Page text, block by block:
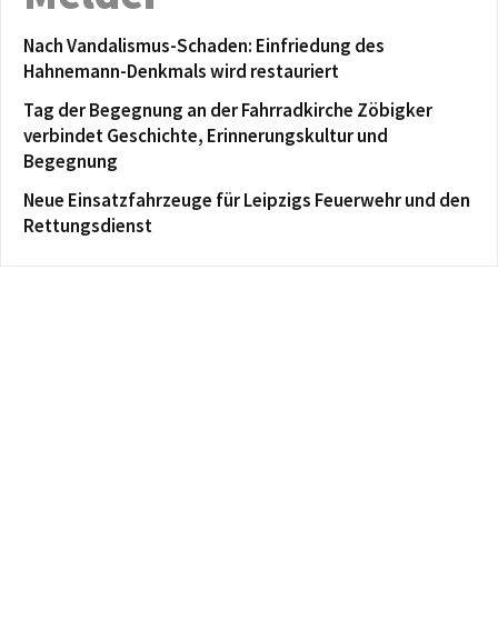
Nach Vandalismus-Schaden: Einfriedung des
Hahnemann-Denkmals wird restauriert
Tag der Begegnung an der Fahrradkirche Zöbigker
verbindet Geschichte, Erinnerungskultur und
Begegnung
Neue Einsatzfahrzeuge für Leipzigs Feuerwehr und den
Rettungsdienst